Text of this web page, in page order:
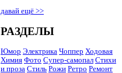
давай ещё >>
РАЗДЕЛЫ
Юмор Электрика Чоппер Ходовая
Химия Фото Супер-самопал Стихи
и проза Стиль Рожи Ретро Ремонт